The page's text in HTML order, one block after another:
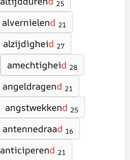
25
alvernielend 21
alzijdigheid 27
amechtigheid 28
angeldragend 21
angstwekkend 25
antennedraad 16
anticiperend 21